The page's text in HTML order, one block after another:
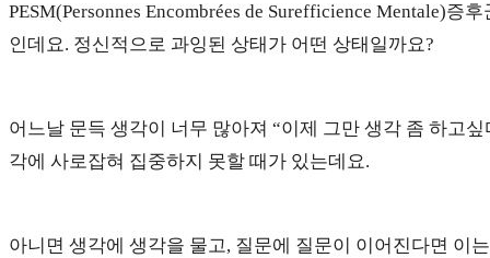
PESM(Personnes Encombrées de Surefficience Mentale)
인데요. 정신적으로 과잉된 상태가 어떤 상태일까요?
어느날 문득 생각이 너무 많아져 “이제 그만 생각 좀 하고
각에 사로잡혀 집중하지 못할 때가 있는데요.
아니면 생각에 생각을 물고, 질문에 질문이 이어진다면 이